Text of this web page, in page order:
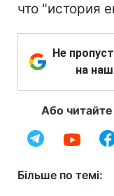
что "история
Не
на
Або
Більше по темі: